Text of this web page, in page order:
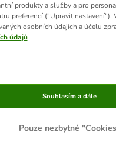
Calcium Bones
3 x 85 g
produkty a služby a pro
preferencí ("Upravit nastavení").
osobních údajích a účelu
údajů
Pouze nezbytné
Souhlasím a dále